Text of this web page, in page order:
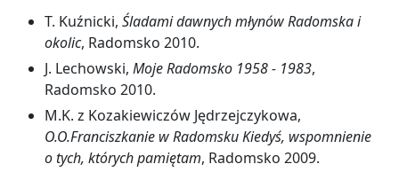
T. Kuźnicki, Śladami dawnych młynów Radomska i
okolic, Radomsko 2010.
J. Lechowski, Moje Radomsko 1958 - 1983,
Radomsko 2010.
M.K. z Kozakiewiczów Jędrzejczykowa,
O.O.Franciszkanie w Radomsku Kiedyś, wspomnienie
o tych, których pamiętam, Radomsko 2009.